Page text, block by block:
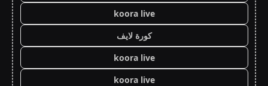
koora live
كورة لايف
koora live
koora live